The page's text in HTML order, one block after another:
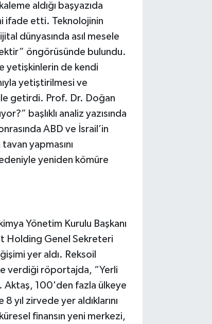
aldığı başyazıda
ifade etti. Teknolojinin
dünyasında asıl mesele
öngörüsünde bulundu.
yetişkinlerin de kendi
yetiştirilmesi ve
getirdi. Prof. Dr. Doğan
başlıklı analiz yazısında
ABD ve İsrail’in
tavan yapmasını
yeniden kömüre
Yönetim Kurulu Başkanı
Holding Genel Sekreteri
yer aldı. Reksoil
verdiği röportajda, “Yerli
Aktaş, 100'den fazla ülkeye
yıl zirvede yer aldıklarını
finansın yeni merkezi,